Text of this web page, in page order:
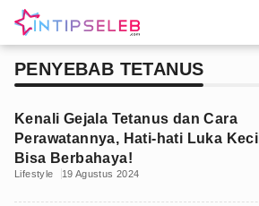
PENYEBAB TETANUS
Kenali Gejala Tetanus dan Cara
Perawatannya, Hati-hati Luka Kecil
Bisa Berbahaya!
Lifestyle 19 Agustus 2024